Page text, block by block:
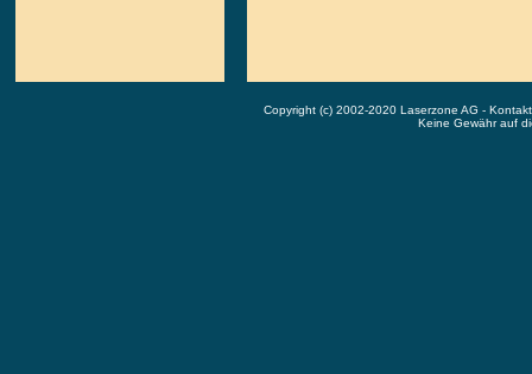
Copyright (c) 2002-2020 Laserzone AG -
Keine Gewähr auf